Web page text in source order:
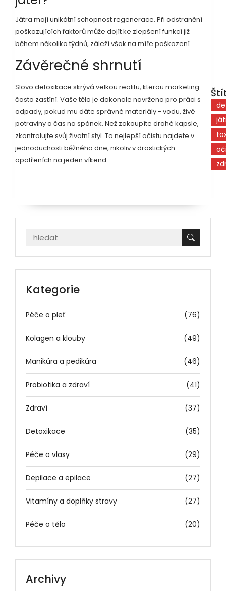
Játra mají unikátní schopnost regenerace. Při odstranění
poškozujících faktorů může dojít ke zlepšení funkcí již
během několika týdnů, záleží však na míře poškození.
Závěrečné shrnutí
Slovo detoxikace skrývá velkou realitu, kterou marketing
často zastíní. Vaše tělo je dokonale navrženo pro práci s
odpady, pokud mu dáte správné materiály - vodu, živé
potraviny a čas na spánek. Než zakoupíte drahé kapsle,
zkontrolujte svůj životní styl. To nejlepší očistu najdete v
jednoduchosti běžného dne, nikoliv v drastických
opatřeních na jeden víkend.
Kategorie
Péče o pleť (76)
Kolagen a klouby (49)
Manikúra a pedikúra (46)
Probiotika a zdraví (41)
Zdraví (37)
Detoxikace (35)
Péče o vlasy (29)
Depilace a epilace (27)
Vitamíny a doplňky stravy (27)
Péče o tělo (20)
Archivy